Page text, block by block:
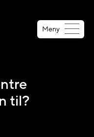
Meny
til?